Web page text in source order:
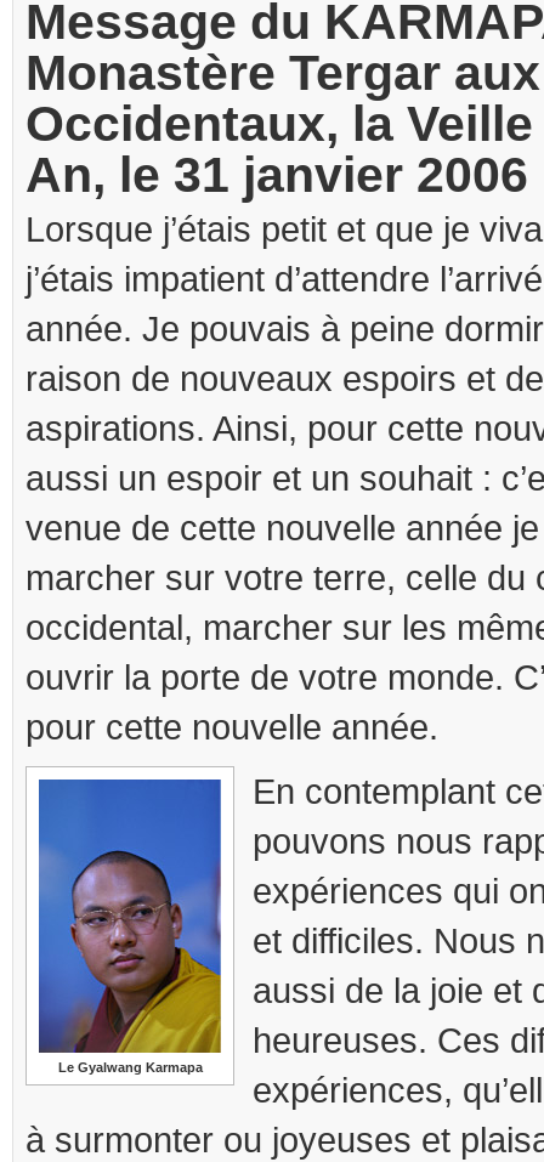
Message du
Monastère Tergar aux
Occidentaux, la
An, le 31 janvier 2006
Lorsque j’étais petit et que je
j’étais impatient d’attendre
année. Je pouvais à peine
raison de nouveaux espoirs et
aspirations. Ainsi, pour cette
aussi un espoir et un souhait :
venue de cette nouvelle année
marcher sur votre terre, celle du
occidental, marcher sur les
ouvrir la porte de votre monde.
pour cette nouvelle année.
Le Gyalwang Karmapa
En contemplant
pouvons nous
expériences qui
et difficiles. Nous
aussi de la joie et
heureuses. Ces
expériences,
à surmonter ou joyeuses et